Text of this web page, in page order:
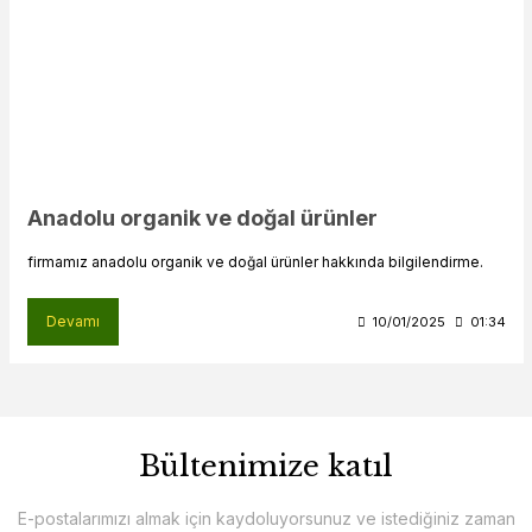
Anadolu organik ve doğal ürünler
firmamız anadolu organik ve doğal ürünler hakkında bilgilendirme.
Devamı 10/01/2025 01:34
Bültenimize katıl
E-postalarımızı almak için kaydoluyorsunuz ve istediğiniz zaman